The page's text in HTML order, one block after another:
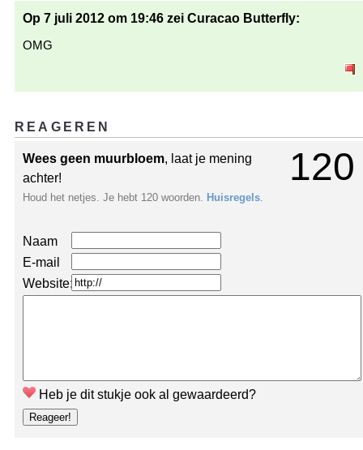
Op 7 juli 2012 om 19:46 zei Curacao Butterfly:
OMG
REAGEREN
120
Wees geen muurbloem, laat je mening
achter!
Houd het netjes. Je hebt 120 woorden. Huisregels
Naam
E-mail
Website:
Heb je dit stukje ook al gewaardeerd?